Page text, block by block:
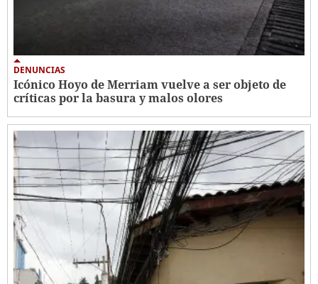
DENUNCIAS
Icónico Hoyo de Merriam vuelve a ser objeto de
críticas por la basura y malos olores